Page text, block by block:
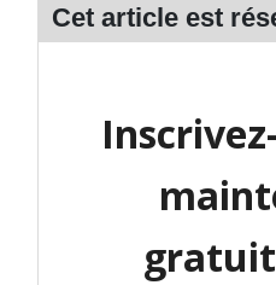
Cet article est